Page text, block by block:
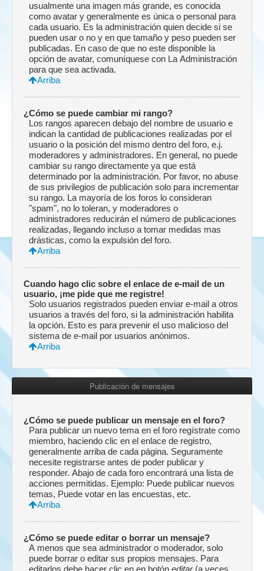
usualmente una imagen más grande, es conocida
como avatar y generalmente es única o personal para
cada usuario. Es la administración quien decide si se
pueden usar o no y en que tamaño y peso pueden ser
publicadas. En caso de que no este disponible la
opción de avatar, comuníquese con La Administración
para que sea activada.
Arriba
¿Cómo se puede cambiar mi rango?
Los rangos aparecen debajo del nombre de usuario e
indican la cantidad de publicaciones realizadas por el
usuario o la posición del mismo dentro del foro, e.j.
moderadores y administradores. En general, no puede
cambiar su rango directamente ya que está
determinado por la administración. Por favor, no abuse
de sus privilegios de publicación solo para incrementar
su rango. La mayoría de los foros lo consideran
"spam", no lo toleran, y moderadores o
administradores reducirán el número de publicaciones
realizadas, llegando incluso a tomar medidas mas
drásticas, como la expulsión del foro.
Arriba
Cuando hago clic sobre el enlace de e-mail de un
usuario, ¡me pide que me registre!
Solo usuarios registrados pueden enviar e-mail a otros
usuarios a través del foro, si la administración habilita
la opción. Esto es para prevenir el uso malicioso del
sistema de e-mail por usuarios anónimos.
Arriba
Publicación de mensajes
¿Cómo se puede publicar un mensaje en el foro?
Para publicar un nuevo tema en el foro regístrate como
miembro, haciendo clic en el enlace de registro,
generalmente arriba de cada página. Seguramente
necesite registrarse antes de poder publicar y
responder. Abajo de cada foro encontrará una lista de
acciones permitidas. Ejemplo: Puede publicar nuevos
temas, Puede votar en las encuestas, etc.
Arriba
¿Cómo se puede editar o borrar un mensaje?
A menos que sea administrador o moderador, solo
puede borrar o editar sus propios mensajes. Para
editarlos debe hacer clic en en botón editar(a veces